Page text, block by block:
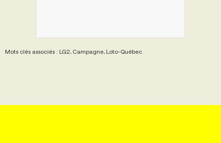
Mots clés associés : LG2, Campagne, Loto-Québec